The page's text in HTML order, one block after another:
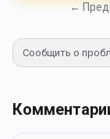
←
Сообщить о